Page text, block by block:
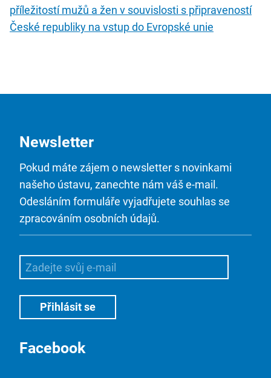
příležitostí mužů a žen v souvislosti s připraveností
České republiky na vstup do Evropské unie
Newsletter
Pokud máte zájem o newsletter s novinkami
našeho ústavu, zanechte nám váš e-mail.
Odesláním formuláře vyjadřujete souhlas se
zpracováním osobních údajů.
Facebook